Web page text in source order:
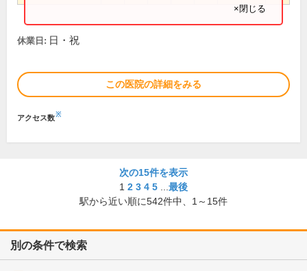
×閉じる
休業日: 日・祝
この医院の詳細をみる
アクセス数※
次の15件を表示
1 2 3 4 5
最後
駅から近い順に542件中、 1～15件
別の条件で検索